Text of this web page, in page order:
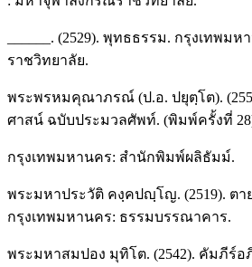
______. (2529). พุทธธรรม. กรุงเทพ
ราชวิทยาลัย.
พระพรหมคุณาภรณ์ (ป.อ. ปยุตฺโต).
ศาสน์ ฉบับประมวลศัพท์. (พิมพ์ครั้งที่
กรุงเทพมหานคร: สำนักพิมพ์ผลิธัมม์.
พระมหาประวัติ คงฺคปญฺโญ. (2519). ต
กรุงเทพมหานคร: ธรรมบรรณาคาร.
พระมหาสมปอง มุทิโต. (2542). คัมภีร์